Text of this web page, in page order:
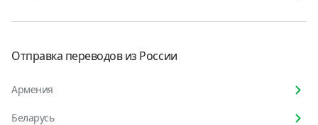
Отправка переводов из России
Армения
Беларусь